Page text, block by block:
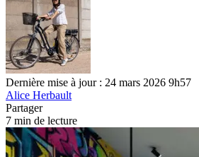
Dernière mise à jour : 24 mars 2026 9h57
Alice Herbault
Partager
7 min de lecture